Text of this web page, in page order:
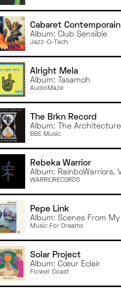
Cabaret Contemporain
Album: Club Sensible
Jazz-O-Tech
Alright Mela
Album: Tasamoh
AudioMaze
The Brkn Record
Album: The
BBE Music
Rebeka Warrior
Album: RainboWarriors,
WARRIORECORDS
Pepe Link
Album: Scenes From My
Music For Dreams
Solar Project
Album: Cœur Éclair
Flower Coast